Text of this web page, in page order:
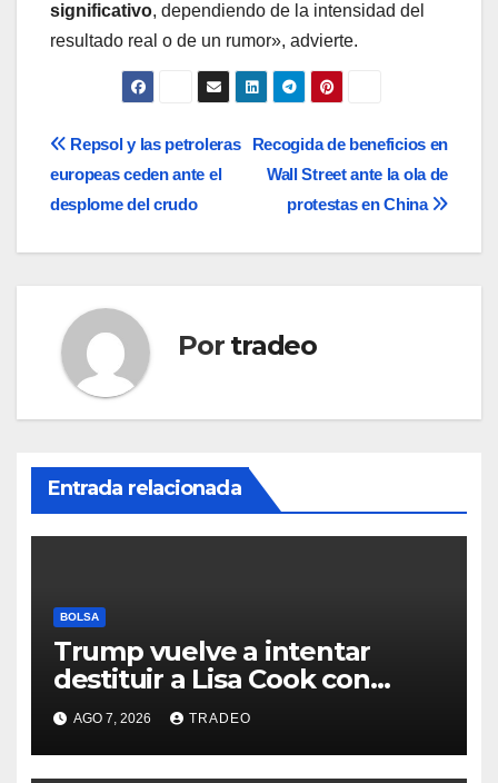
significativo, dependiendo de la intensidad del
resultado real o de un rumor», advierte.
Navegación
de
entradas
Recogida de beneficios en
Wall Street ante la ola de
protestas en China
Repsol y las petroleras
europeas ceden ante el
desplome del crudo
Por tradeo
Entrada relacionada
BOLSA
Trump vuelve a intentar
destituir a Lisa Cook con
acusaciones de fraude
hipotecario
AGO 7, 2026 TRADEO